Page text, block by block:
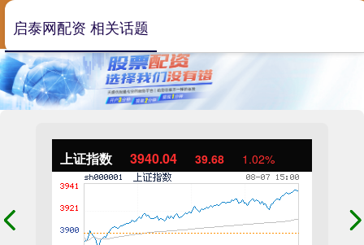
上证指数 3940.04 39.68 1.02%
启泰网配资 相关话题